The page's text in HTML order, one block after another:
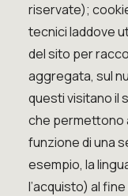
riservate);
tecnici laddove
del sito per
aggregata, sul
questi visitano il
che permettono
funzione di una
esempio, la
l’acquisto) al